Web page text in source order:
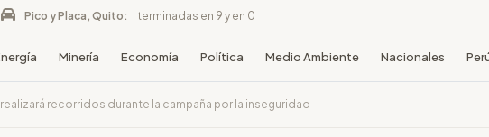
Pico y Placa, Quito: terminadas en 9 y en 0
Minería Economía Política Medio Ambiente Nacionales
recorridos durante la campaña por la inseguridad